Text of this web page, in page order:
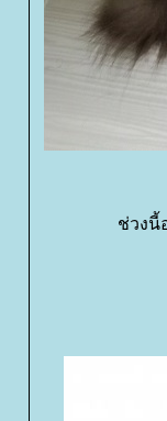
ช่วงนี้